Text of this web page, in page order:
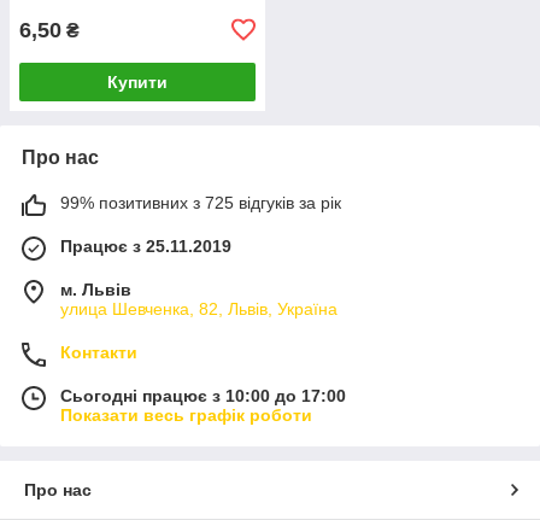
6,50 ₴
Купити
Про нас
99% позитивних з 725 відгуків за рік
Працює з 25.11.2019
м. Львів
улица Шевченка, 82, Львів, Україна
Контакти
Сьогодні працює з 10:00 до 17:00
Показати весь графік роботи
Про нас